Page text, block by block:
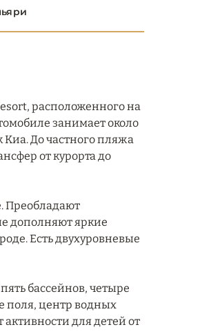
расположенного на
занимает около
До частного пляжа
от курорта до
Преобладают
дополняют яркие
Есть двухуровневые
бассейнов, четыре
поля, центр водных
активности для детей от